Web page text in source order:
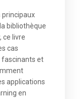
principaux
bibliothèque
ce livre
cas
et
applications
en